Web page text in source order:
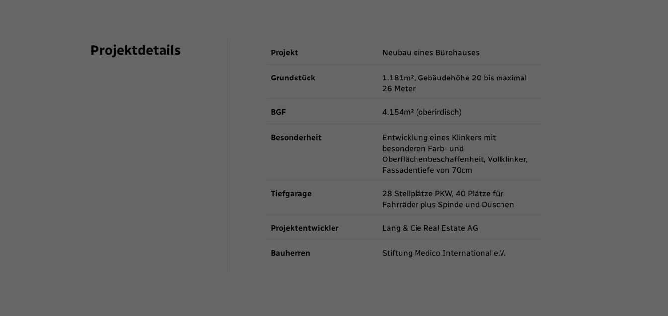
Projektdetails Projekt Neubau eines Bürohauses
Grundstück
1.181m², Gebäudehöhe 20 bis maximal
26 Meter
BGF 4.154m² (oberirdisch)
Besonderheit
Entwicklung eines Klinkers mit
besonderen Farb- und
Oberflächenbeschaffenheit, Vollklinker,
Fassadentiefe von 70cm
Tiefgarage
28 Stellplätze PKW, 40 Plätze für
Fahrräder plus Spinde und Duschen
Projektentwickler Lang & Cie Real Estate AG
Bauherren Stiftung Medico International e.V.